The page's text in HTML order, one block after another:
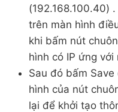
(192.168.100.40)
trên màn hình
khi bấm nút
hình có IP ứng với
Sau đó bấm
hình của nút
lại để khởi tạo